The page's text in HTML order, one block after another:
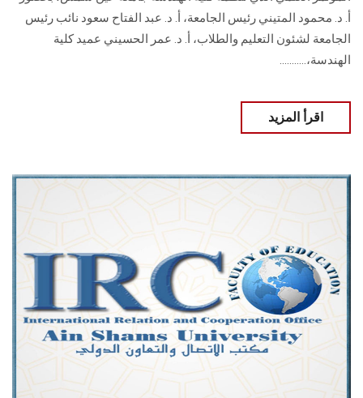
أ. د. محمود المتيني رئيس الجامعة، أ. د. عبد الفتاح سعود نائب رئيس
الجامعة لشئون التعليم والطلاب، أ. د. عمر الحسيني عميد كلية
الهندسة،...........
اقرأ المزيد